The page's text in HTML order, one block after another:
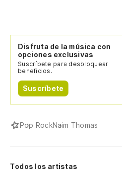
Disfruta de la música con
opciones exclusivas
Suscríbete para desbloquear
beneficios.
Suscríbete
Pop RockNaim Thomas
Todos los artistas